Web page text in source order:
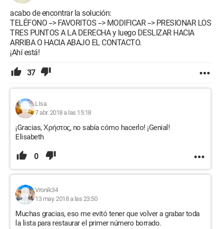
acabo de encontrar la solución:
TELÉFONO --> FAVORITOS --> MODIFICAR --> PRESIONAR LOS
TRES PUNTOS A LA DERECHA y luego DESLIZAR HACIA
ARRIBA O HACIA ABAJO EL CONTACTO.
¡Ahí está!
37
LIsa
7 abr. 2018 a las 15:18
¡Gracias, Χρήστος, no sabía cómo hacerlo! ¡Genial!
Elisabeth
0
Vronik34
13 may. 2018 a las 23:50
Muchas gracias, eso me evitó tener que volver a grabar toda
la lista para restaurar el primer número borrado.